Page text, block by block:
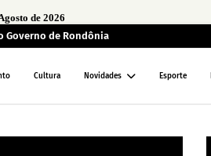
de 2026
Governo de Rondônia
Cultura Novidades Esporte